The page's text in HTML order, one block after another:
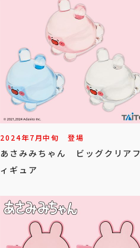
2024年7月中旬 登場
あさみみちゃん ビッグクリアフ
ィギュア